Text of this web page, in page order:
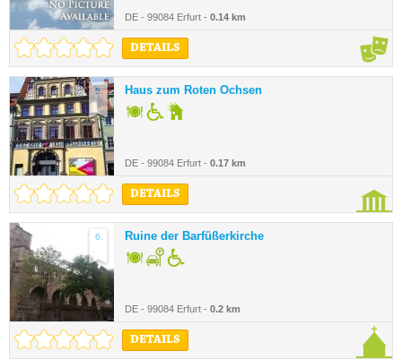
DE - 99084 Erfurt - 0.14 km
DETAILS
5. Haus zum Roten Ochsen
DE - 99084 Erfurt - 0.17 km
DETAILS
6. Ruine der Barfüßerkirche
DE - 99084 Erfurt - 0.2 km
DETAILS